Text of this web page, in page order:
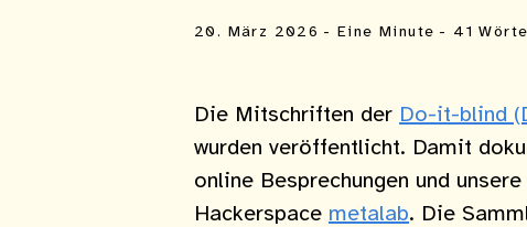
20. März 2026 - Eine Minute - 41
Die Mitschriften der Do-it-blind
wurden veröffentlicht. Damit
online Besprechungen und
Hackerspace metalab. Die